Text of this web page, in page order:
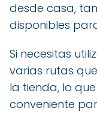
desde casa,
disponibles
Si necesitas
varias rutas
la tienda, lo
conveniente